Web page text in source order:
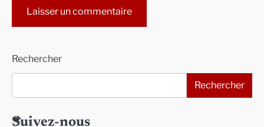
Rechercher
Rechercher
Suivez-nous